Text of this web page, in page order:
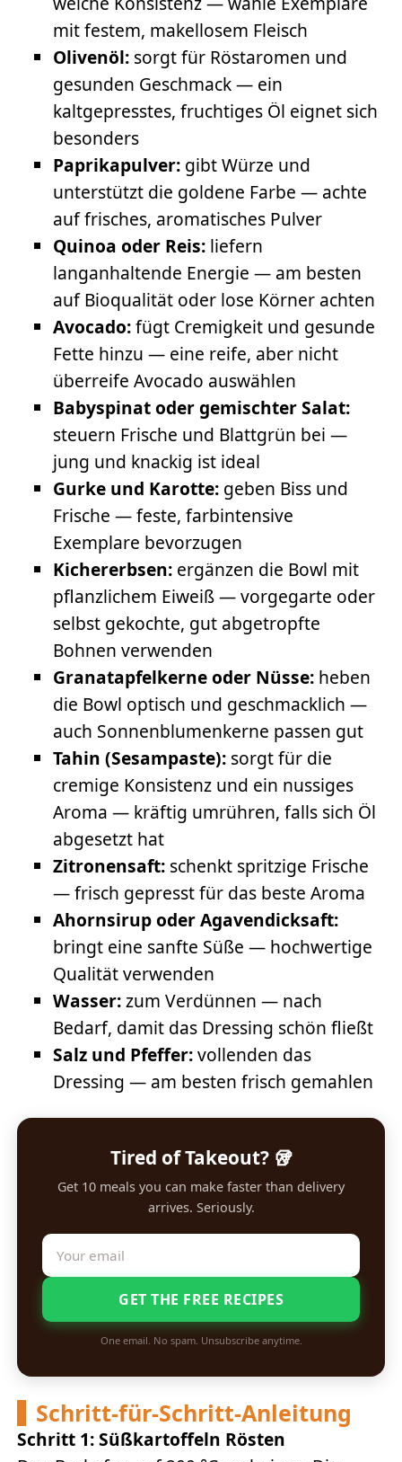
mit festem, makellosem Fleisch
Olivenöl: sorgt für Röstaromen und
gesunden Geschmack — ein
kaltgepresstes, fruchtiges Öl eignet sich
besonders
Paprikapulver: gibt Würze und
unterstützt die goldene Farbe — achte
auf frisches, aromatisches Pulver
Quinoa oder Reis: liefern
langanhaltende Energie — am besten
auf Bioqualität oder lose Körner achten
Avocado:fügt Cremigkeit und gesunde
Fette hinzu — eine reife, aber nicht
überreife Avocado auswählen
Babyspinat oder gemischter Salat:
steuern Frische und Blattgrün bei —
jung und knackig ist ideal
Gurke und Karotte: geben Biss und
Frische — feste, farbintensive
Exemplare bevorzugen
Kichererbsen: ergänzen die Bowl mit
pflanzlichem Eiweiß — vorgegarte oder
selbst gekochte, gut abgetropfte
Bohnen verwenden
Granatapfelkerne oder Nüsse: heben
die Bowl optisch und geschmacklich —
auch Sonnenblumenkerne passen gut
Tahin (Sesampaste): sorgt für die
cremige Konsistenz und ein nussiges
Aroma — kräftig umrühren, falls sich Öl
abgesetzt hat
Zitronensaft: schenkt spritzige Frische
— frisch gepresst für das beste Aroma
Ahornsirup oder Agavendicksaft:
bringt eine sanfte Süße — hochwertige
Qualität verwenden
Wasser:zum Verdünnen — nach
Bedarf, damit das Dressing schön fließt
Salz und Pfeffer:vollenden das
Dressing — am besten frisch gemahlen
Tired of Takeout? 🥡
Get 10 meals you can make faster than delivery
arrives. Seriously.
GET THE FREE RECIPES
One email. No spam. Unsubscribe anytime.
Schritt-für-Schritt-Anleitung
Schritt 1: Süßkartoffeln Rösten